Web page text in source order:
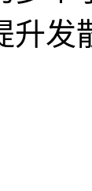
升发